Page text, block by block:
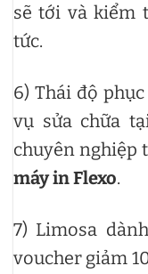
sẽ tới và kiểm
tức.
6) Thái độ
vụ sửa chữa
chuyên nghiệp
máy in Flexo.
7) Limosa
voucher giảm